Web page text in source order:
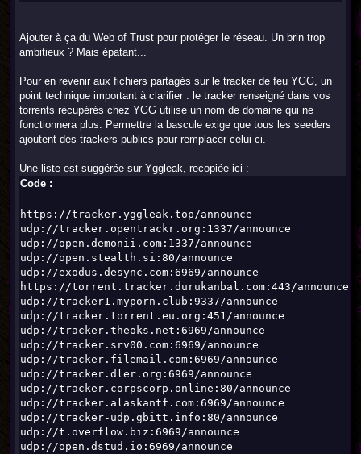
Ajouter à ça du Web of Trust pour protéger le réseau. Un brin trop
ambitieux ? Mais épatant...
Pour en revenir aux fichiers partagés sur le tracker de feu YGG, un
point technique important à clarifier : le tracker renseigné dans vos
torrents récupérés chez YGG utilise un nom de domaine qui ne
fonctionnera plus. Permettre la bascule exige que tous les seeders
ajoutent des trackers publics pour remplacer celui-ci.
Une liste est suggérée sur Yggleak, recopiée ici :
Code :
https://tracker.yggleak.top/announce
udp://tracker.opentrackr.org:1337/announce
udp://open.demonii.com:1337/announce
udp://open.stealth.si:80/announce
udp://exodus.desync.com:6969/announce
https://torrent.tracker.durukanbal.com:443/announce
udp://tracker1.myporn.club:9337/announce
udp://tracker.torrent.eu.org:451/announce
udp://tracker.theoks.net:6969/announce
udp://tracker.srv00.com:6969/announce
udp://tracker.filemail.com:6969/announce
udp://tracker.dler.org:6969/announce
udp://tracker.corpscorp.online:80/announce
udp://tracker.alaskantf.com:6969/announce
udp://tracker-udp.gbitt.info:80/announce
udp://t.overflow.biz:6969/announce
udp://open.dstud.io:6969/announce